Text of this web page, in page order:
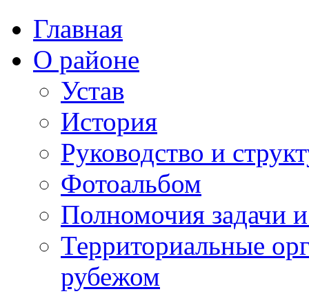
Главная
О районе
Устав
История
Руководство и
Фотоальбом
Полномочия задачи
Территориальные
рубежом